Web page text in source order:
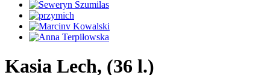
Kasia Lech, (36 l.)